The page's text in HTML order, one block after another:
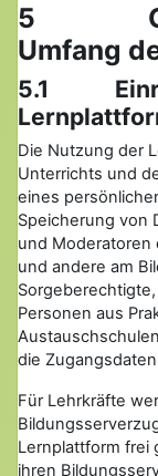
5
Umfang
5.1
Die Nutzung der
Unterrichts und
eines
Speicherung von
und Moderatoren
und andere am
Personen aus
die
Für Lehrkräfte
Lernplattform frei
ihren